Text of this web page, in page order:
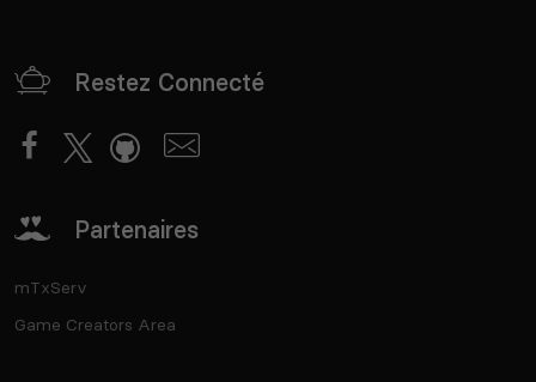
Restez Connecté
Partenaires
mTxServ
Game Creators Area